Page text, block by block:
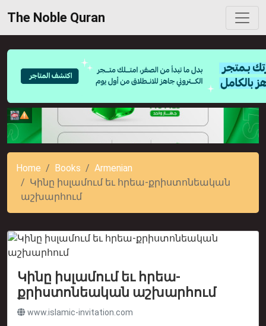
The Noble Quran
Home Books
Armenian
Կինը իսլամում եւ հրեա-քրիստոնեական
աշխարհում
Կինը իսլամում եւ հրեա-
քրիստոնեական աշխարհում
www.islamic-invitation.com